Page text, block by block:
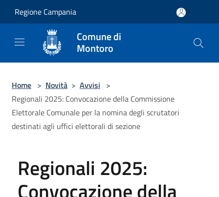
Regione Campania
Comune di
Montoro
Home > Novità > Avvisi >
Regionali 2025: Convocazione della Commissione
Elettorale Comunale per la nomina degli scrutatori
destinati agli uffici elettorali di sezione
Regionali 2025: